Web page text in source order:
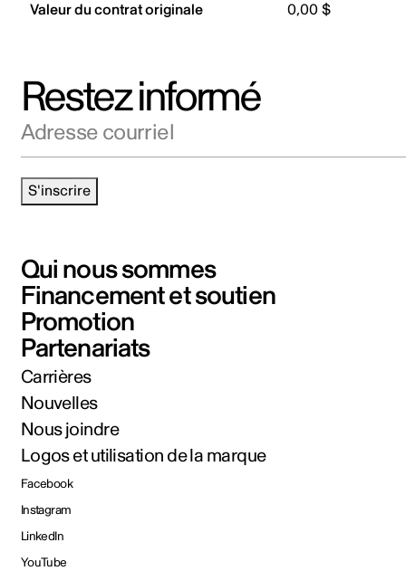
Valeur du contrat originale 0,00 $
Restez informé
S'inscrire
Qui nous sommes
Financement et soutien
Promotion
Partenariats
Carrières
Nouvelles
Nous joindre
Logos et utilisation de la marque
Facebook
Instagram
LinkedIn
YouTube